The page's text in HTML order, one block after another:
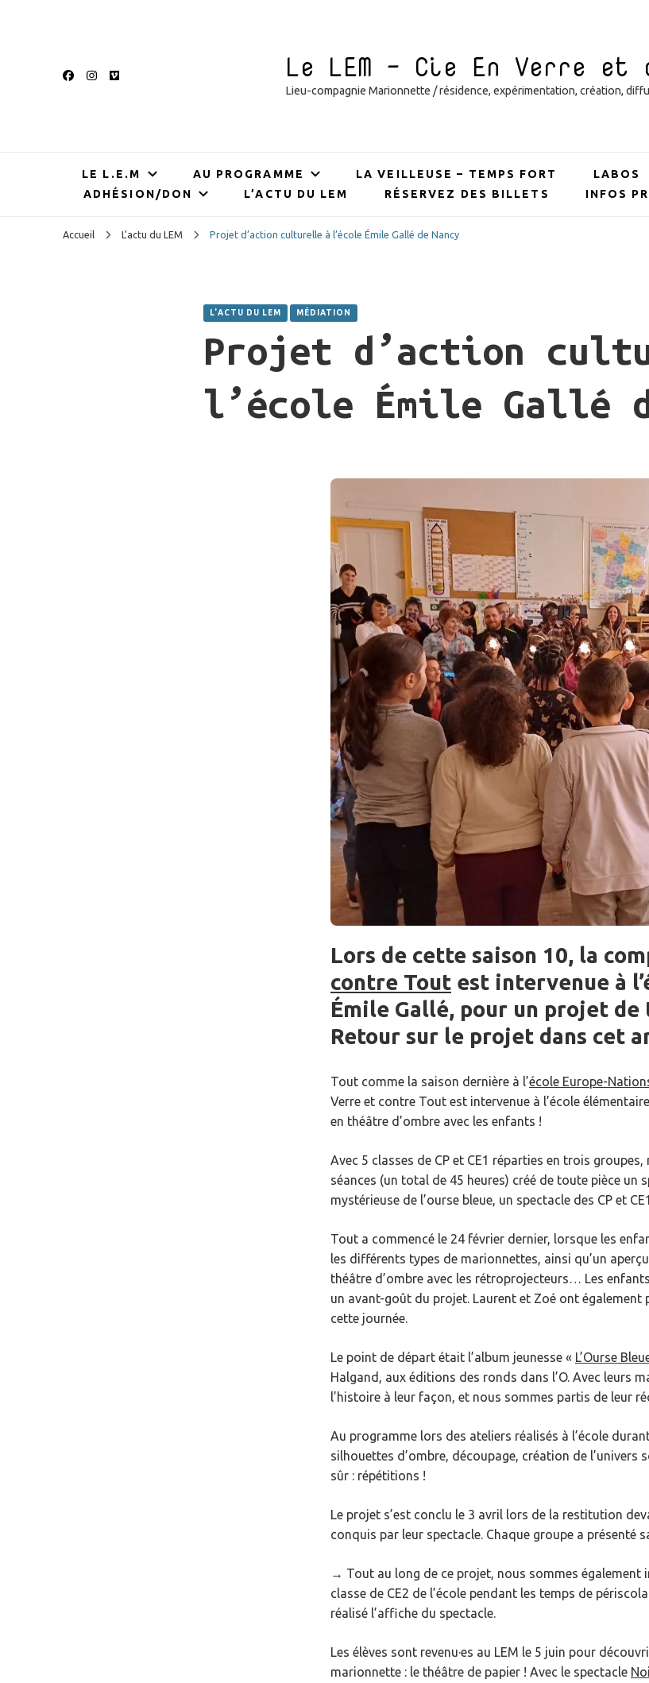
Le LEM – Cie En Verre et
Lieu-compagnie Marionnette / résidence, expérimentation, création,
LE L.E.M AU PROGRAMME LA VEILLEUSE – TEMPS FORT LABOS
ADHÉSION/DON
L’ACTU DU LEM RÉSERVEZ DES BILLETS INFOS
Accueil L'actu du LEM Projet d’action culturelle à l’école Émile Gallé de Nancy
L'ACTU DU LEM MÉDIATION
Projet d’action
l’école Émile Gallé
Lors de cette saison 10, la
contre Tout est intervenue à
Émile Gallé, pour un projet de
Retour sur le projet dans cet
Tout comme la saison dernière à l’école Europe-
Verre et contre Tout est intervenue à l’école
en théâtre d’ombre avec les enfants !
Avec 5 classes de CP et CE1 réparties en trois
séances (un total de 45 heures) créé de toute pièce un
mystérieuse de l’ourse bleue, un spectacle des CP et
Tout a commencé le 24 février dernier, lorsque les
les différents types de marionnettes, ainsi qu’un
théâtre d’ombre avec les rétroprojecteurs… Les
un avant-goût du projet. Laurent et Zoé ont
cette journée.
Le point de départ était l’album jeunesse « L’Ourse
Halgand, aux éditions des ronds dans l’O. Avec leurs
l’histoire à leur façon, et nous sommes partis de leur
Au programme lors des ateliers réalisés à l’école
silhouettes d’ombre, découpage, création de l’univers
sûr : répétitions !
Le projet s’est conclu le 3 avril lors de la restitution
conquis par leur spectacle. Chaque groupe a présenté
→ Tout au long de ce projet, nous sommes également
classe de CE2 de l’école pendant les temps de
réalisé l’affiche du spectacle.
Les élèves sont revenu·es au LEM le 5 juin pour
marionnette : le théâtre de papier ! Avec le spectacle